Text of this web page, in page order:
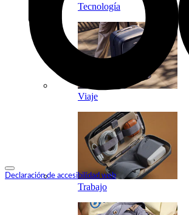
Declaración de accesibilidad web
Tecnología
Viaje
Trabajo